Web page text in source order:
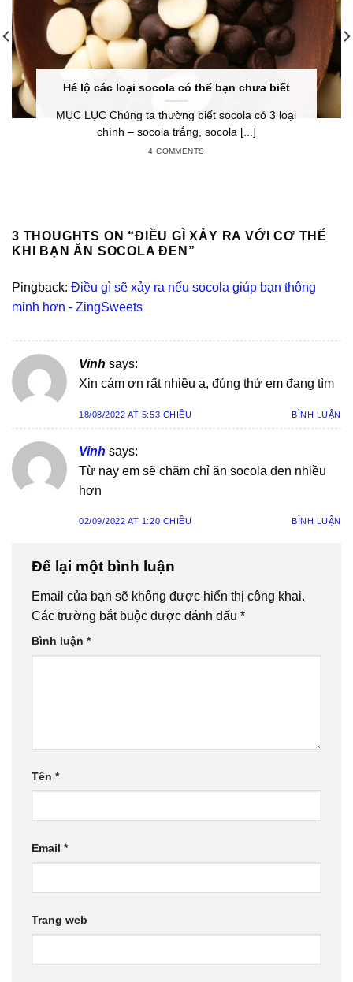
Hé lộ các loại socola có thể bạn chưa biết
MỤC LỤC Chúng ta thường biết socola có 3 loại
chính – socola trắng, socola [...]
4 COMMENTS
3 THOUGHTS ON “ĐIỀU GÌ XẢY RA VỚI CƠ THỂ
KHI BẠN ĂN SOCOLA ĐEN ”
Pingback: Điều gì sẽ xảy ra nếu socola giúp bạn thông
minh hơn - ZingSweets
Vinh says:
Xin cám ơn rất nhiều ạ, đúng thứ em đang tìm
18/08/2022 AT 5:53 CHIỀU BÌNH LUẬN
Vinh says:
Từ nay em sẽ chăm chỉ ăn socola đen nhiều
hơn
02/09/2022 AT 1:20 CHIỀU BÌNH LUẬN
Để lại một bình luận
Email của bạn sẽ không được hiển thị công khai.
Các trường bắt buộc được đánh dấu *
Bình luận *
Tên *
Email *
Trang web